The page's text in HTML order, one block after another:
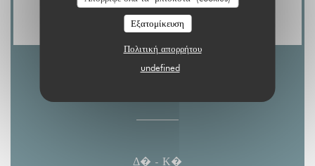
Εξατομίκευση
Πολιτική απορρήτου
undefined
Express, Χρεωστική κάρτα
Δ� - Κ�